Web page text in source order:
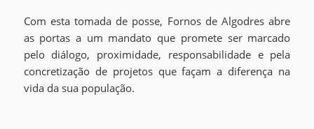
Com esta tomada de posse, Fornos de Algodres abre
as portas a um mandato que promete ser marcado
pelo diálogo, proximidade, responsabilidade e pela
concretização de projetos que façam a diferença na
vida da sua população.